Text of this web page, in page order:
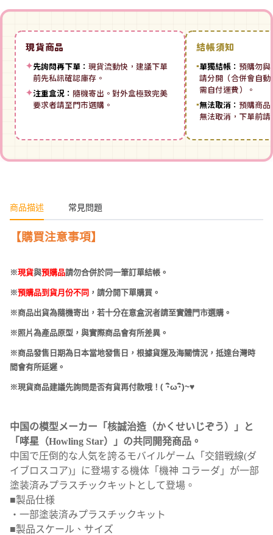
現貨商品
✦先詢問再下單： 現貨流動快，建議下單
前先私訊確認庫存。
✦注重盒況： 隨機寄出。對外盒極致完美
要求者請至門市選購。
結帳須知
▪單獨結帳： 預購勿與
請分開（合併會自
需自付運費）。
▪無法取消： 預購商品
無法取消，下單前
商品描述 常見問題
【購買注意事項】
※現貨與預購品請勿合併於同一筆訂單結帳。
※預購品到貨月份不同 ，請分開下單購買。
※商品出貨為隨機寄出，若十分在意盒況者請至實體門市選購。
※照片為產品原型，與實際商品會有所差異。
※商品發售日期為日本當地發售日，根據貨運及海關情況，抵達台灣時
間會有所延遲。
※現貨商品建議先詢問是否有貨再付款哦！ (･ω･)~♥
中国の模型メーカー「核誠治造（かくせいじぞう）」と
「哮星（Howling Star）」の共同開発商品。
中国で圧倒的な人気を誇るモバイルゲーム「交錯戦線(ダ
イブロスコア)」に登場する機体「機神 コラーダ」が一部
塗装済みプラスチックキットとして登場。
■製品仕様
・一部塗装済みプラスチックキット
■製品スケール、サイズ